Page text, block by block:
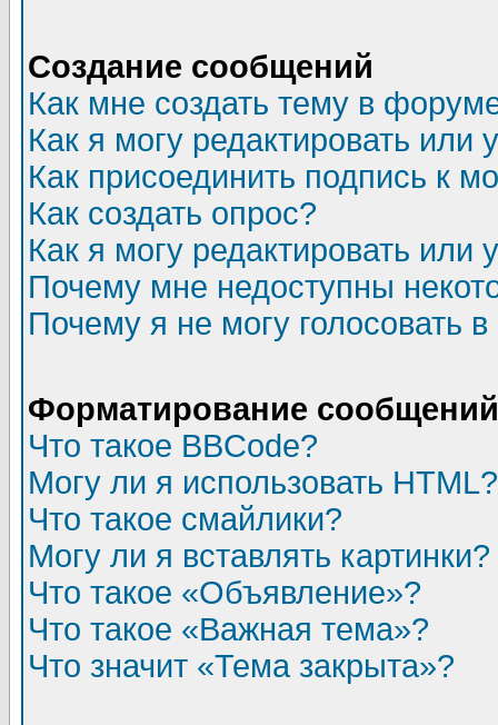
Создание сообщений
Как мне создать тему в
Как я могу редактировать или
Как присоединить подпись к
Как создать опрос?
Как я могу редактировать или
Почему мне недоступны
Почему я не могу голосовать
Форматирование
Что такое BBCode?
Могу ли я использовать HTML?
Что такое смайлики?
Могу ли я вставлять картинки?
Что такое «Объявление»?
Что такое «Важная тема»?
Что значит «Тема закрыта»?